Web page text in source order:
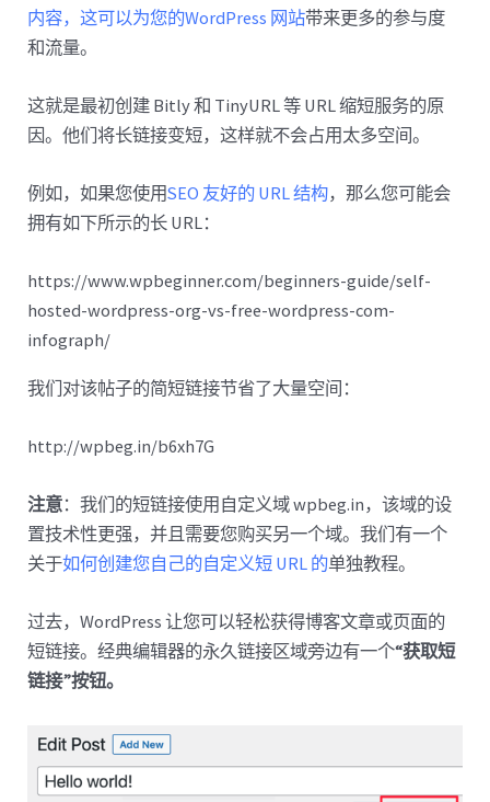
内容，这可以为您的WordPress 网站带来更多的参与度
和流量。
这就是最初创建 Bitly 和 TinyURL 等 URL 缩短服务的原
因。他们将长链接变短，这样就不会占用太多空间。
例如，如果您使用SEO 友好的 URL 结构，那么您可能会
拥有如下所示的长 URL：
https://www.wpbeginner.com/beginners-guide/self-
hosted-wordpress-org-vs-free-wordpress-com-
infograph/
我们对该帖子的简短链接节省了大量空间：
http://wpbeg.in/b6xh7G
注意：我们的短链接使用自定义域 wpbeg.in，该域的设
置技术性更强，并且需要您购买另一个域。我们有一个
关于如何创建您自己的自定义短 URL 的单独教程。
过去，WordPress 让您可以轻松获得博客文章或页面的
短链接。经典编辑器的永久链接区域旁边有一个“获取短
链接”按钮。